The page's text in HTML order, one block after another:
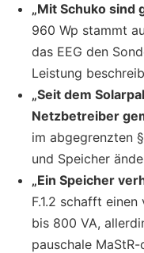
„Mit Schuko sind
960 Wp stammt
das EEG den
Leistung
„Seit dem
Netzbetreiber
im abgegrenzten
und Speicher
„Ein Speicher
F.1.2 schafft
bis 800 VA,
pauschale